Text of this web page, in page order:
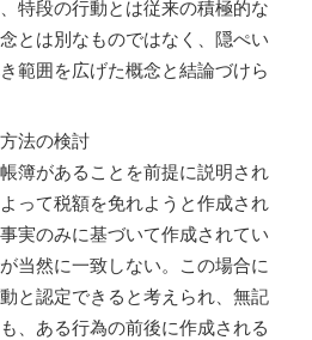
特段の行動とは従来の積極的な
とは別なものではなく、隠ぺい
範囲を広げた概念と結論づけら
法の検討
簿があることを前提に説明され
って税額を免れようと作成され
実のみに基づいて作成されてい
当然に一致しない。この場合に
と認定できると考えられ、無記
、ある行為の前後に作成される